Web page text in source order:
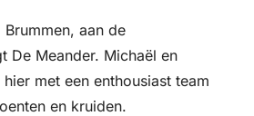
aan de
De Meander. Michaël en
met een enthousiast team
en kruiden.